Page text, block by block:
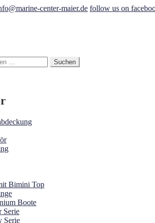
center-maier.de follow us on
Suchen
Bimini Top
Boote
Serie
Serie